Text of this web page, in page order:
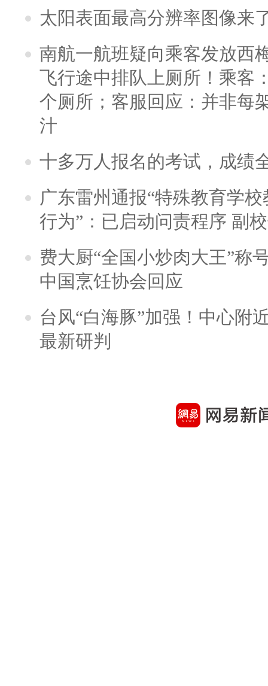
太阳表面最高分辨率图像来
南航一航班疑向乘客发放西
飞行途中排队上厕所！乘客
个厕所；客服回应：并非每
汁
十多万人报名的考试，成绩
广东雷州通报“特殊教育学
行为”：已启动问责程序 副
费大厨“全国小炒肉大王”称
中国烹饪协会回应
台风“白海豚”加强！中心附
最新研判